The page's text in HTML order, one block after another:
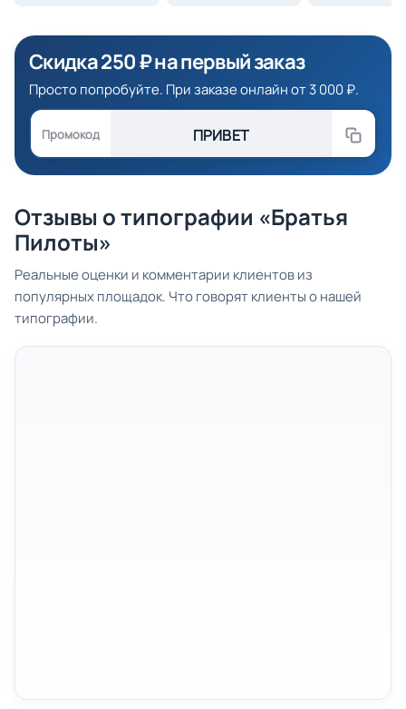
Скидка 250 ₽ на первый заказ
Просто попробуйте. При заказе онлайн от 3 000 ₽.
Промокод ПРИВЕТ
Отзывы о типографии «Братья
Пилоты»
Реальные оценки и комментарии клиентов из
популярных площадок. Что говорят клиенты о нашей
типографии.